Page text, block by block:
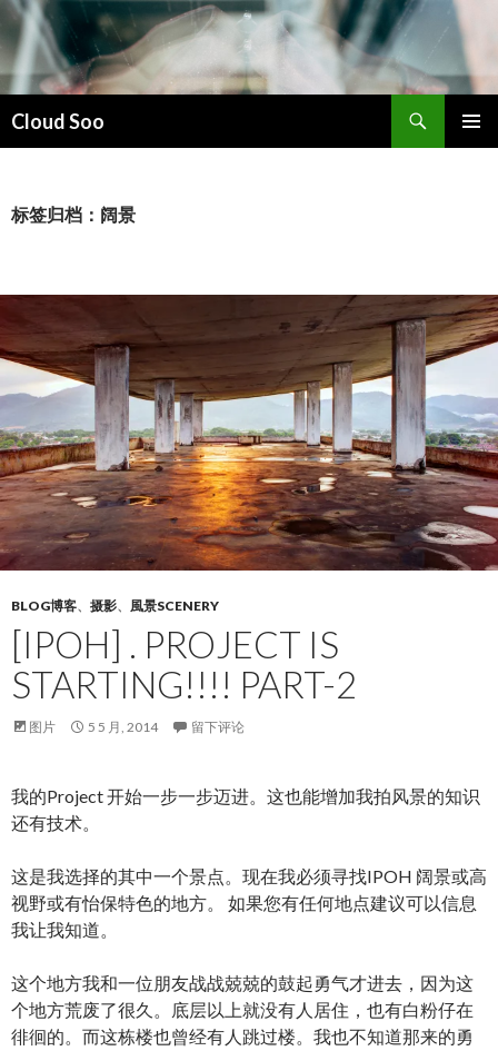
Cloud Soo
索
文
标签归档：阔景
BLOG博客、 摄影、 風景SCENERY
[IPOH] . PROJECT IS
STARTING!!!! PART-2
图片 5 5 月, 2014 留下评论
我的Project 开始一步一步迈进。这也能增加我拍风景的知识
还有技术。
这是我选择的其中一个景点。现在我必须寻找IPOH 阔景或高
视野或有怡保特色的地方。 如果您有任何地点建议可以信息
我让我知道。
这个地方我和一位朋友战战兢兢的鼓起勇气才进去，因为这
个地方荒废了很久。底层以上就没有人居住，也有白粉仔在
徘徊的。而这栋楼也曾经有人跳过楼。我也不知道那来的勇